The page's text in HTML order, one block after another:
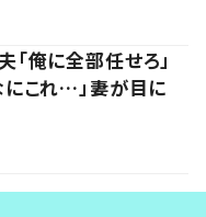
俺に全部任せろ」
にこれ…」妻が目に